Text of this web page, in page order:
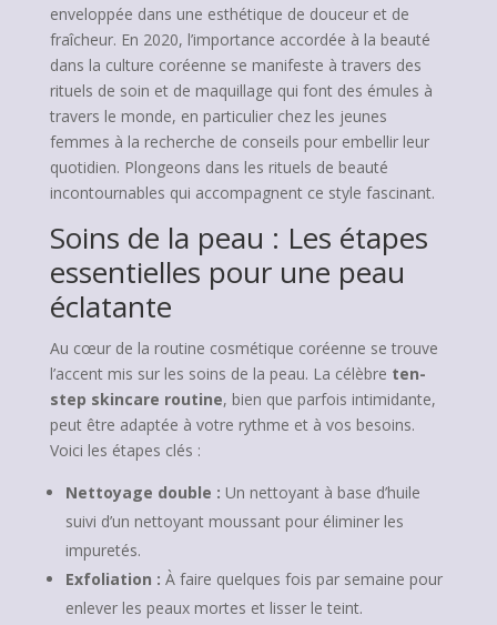
enveloppée dans une esthétique de douceur et de
fraîcheur. En 2020, l’importance accordée à la beauté
dans la culture coréenne se manifeste à travers des
rituels de soin et de maquillage qui font des émules à
travers le monde, en particulier chez les jeunes
femmes à la recherche de conseils pour embellir leur
quotidien. Plongeons dans les rituels de beauté
incontournables qui accompagnent ce style fascinant.
Soins de la peau : Les étapes
essentielles pour une peau
éclatante
Au cœur de la routine cosmétique coréenne se trouve
l’accent mis sur les soins de la peau. La célèbre ten-
step skincare routine, bien que parfois intimidante,
peut être adaptée à votre rythme et à vos besoins.
Voici les étapes clés :
Nettoyage double : Un nettoyant à base d’huile
suivi d’un nettoyant moussant pour éliminer les
impuretés.
Exfoliation : À faire quelques fois par semaine pour
enlever les peaux mortes et lisser le teint.